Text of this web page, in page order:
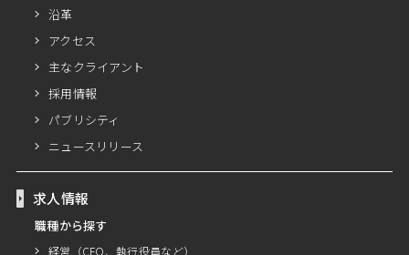
沿革
アクセス
主なクライアント
採用情報
パブリシティ
ニュースリリース
求人情報
職種から探す
経営（CFO、執行役員など）